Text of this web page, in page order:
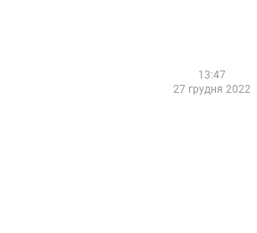
13:47
27 грудня 2022